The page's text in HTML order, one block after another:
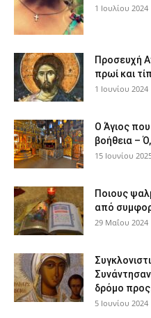
1 Ιουλίου 2024
Προσευχή
πρωί και
1 Ιουνίου 2024
Ο Άγιος
βοήθεια –
15 Ιουνίου
Ποιους
από
29 Μαΐου 2024
δρόμο
5 Ιουνίου 2024